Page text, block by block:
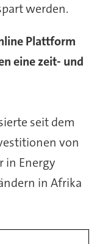
werden.
Plattform
eine zeit- und
seit dem
von
in Energy
in Afrika